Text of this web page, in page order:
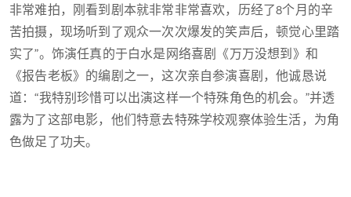
非常难拍，刚看到剧本就非常非常喜欢，历经了8个月的辛
苦拍摄，现场听到了观众一次次爆发的笑声后，顿觉心里踏
实了”。饰演任真的于白水是网络喜剧《万万没想到》和
《报告老板》的编剧之一，这次亲自参演喜剧，他诚恳说
道：“我特别珍惜可以出演这样一个特殊角色的机会。”并透
露为了这部电影，他们特意去特殊学校观察体验生活，为角
色做足了功夫。